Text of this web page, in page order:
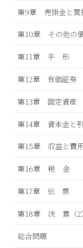
第9章 売掛金と買
第10章 その他の
第11章 手 形
第12章 有価証券
第13章 固定資産
第14章 資本金と
第15章 収益と費
第16章 税 金
第17章 伝 票
第18章 決 算（2）
総合問題